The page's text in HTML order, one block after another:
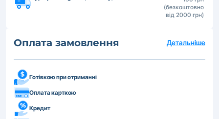
(безкоштовно
від 2000 грн)
Оплата замовлення Детальніше
Готівкою при отриманні
Оплата карткою
Кредит